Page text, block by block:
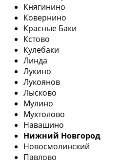
Княгинино
Ковернино
Красные Баки
Кстово
Кулебаки
Линда
Лукино
Лукоянов
Лысково
Мулино
Мухтолово
Навашино
Нижний Новгород
Новосмолинский
Павлово